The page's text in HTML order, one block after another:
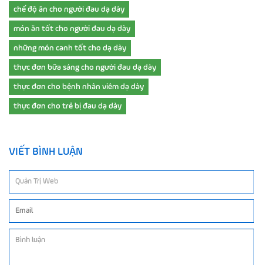
chế độ ăn cho người đau dạ dày
món ăn tốt cho người đau dạ dày
những món canh tốt cho dạ dày
thực đơn bữa sáng cho người đau dạ dày
thực đơn cho bệnh nhân viêm dạ dày
thực đơn cho trẻ bị đau dạ dày
VIẾT BÌNH LUẬN